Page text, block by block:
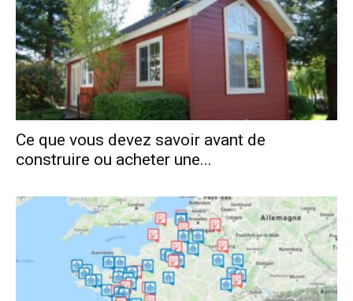
Ce que vous devez savoir avant de
construire ou acheter une...